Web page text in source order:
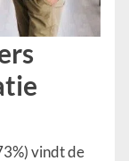
vindt de